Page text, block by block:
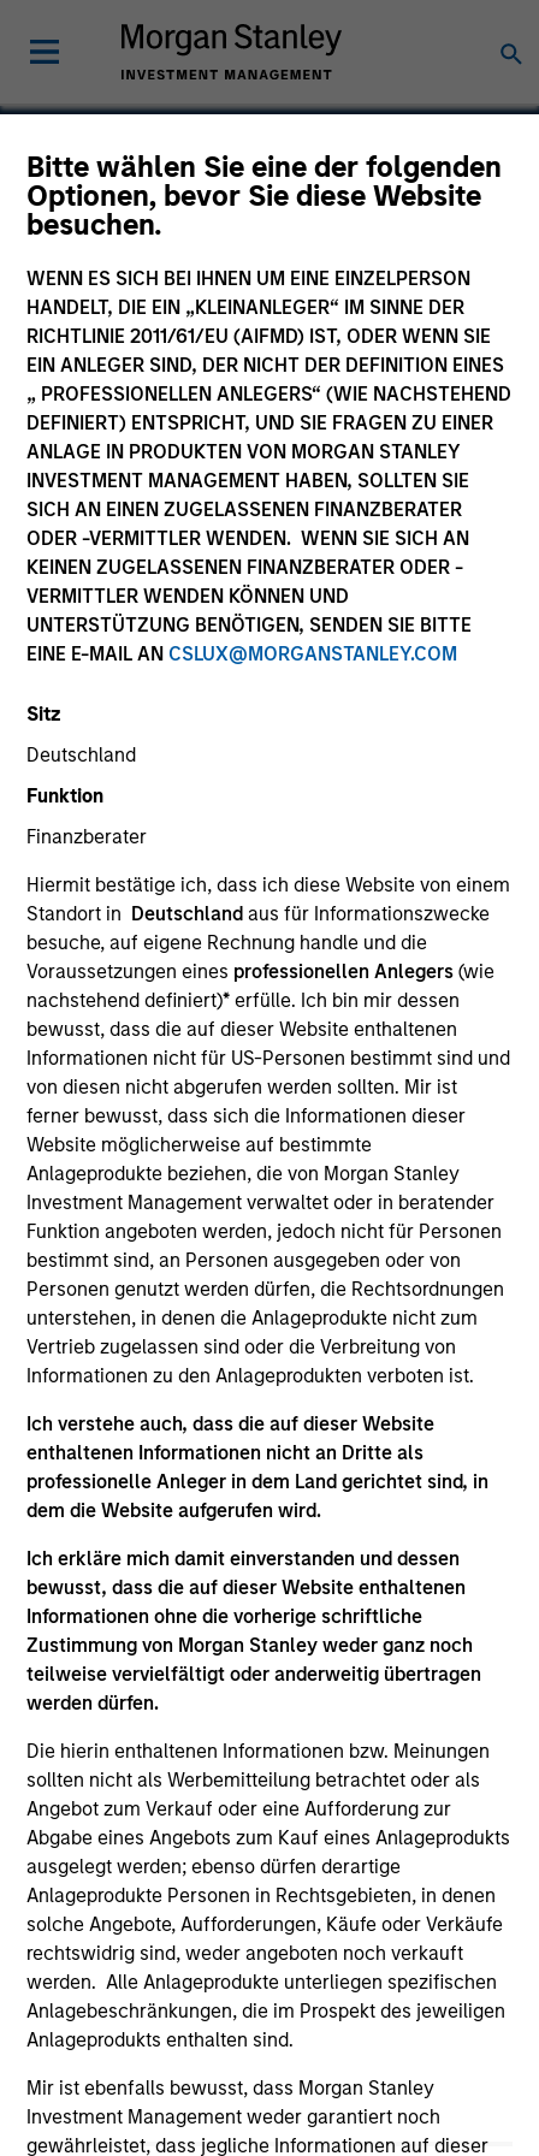
Bitte wählen Sie eine der folgenden
Optionen, bevor Sie diese Website
besuchen.
WENN ES SICH BEI IHNEN UM EINE EINZELPERSON
HANDELT, DIE EIN „KLEINANLEGER“ IM SINNE DER
RICHTLINIE 2011/61/EU (AIFMD) IST, ODER WENN SIE
EIN ANLEGER SIND, DER NICHT DER DEFINITION EINES
„ PROFESSIONELLEN ANLEGERS“ (WIE NACHSTEHEND
DEFINIERT) ENTSPRICHT, UND SIE FRAGEN ZU EINER
ANLAGE IN PRODUKTEN VON MORGAN STANLEY
INVESTMENT MANAGEMENT HABEN, SOLLTEN SIE
SICH AN EINEN ZUGELASSENEN FINANZBERATER
ODER -VERMITTLER WENDEN. WENN SIE SICH AN
KEINEN ZUGELASSENEN FINANZBERATER ODER -
VERMITTLER WENDEN KÖNNEN UND
UNTERSTÜTZUNG BENÖTIGEN, SENDEN SIE BITTE
EINE E-MAIL AN CSLUX@MORGANSTANLEY.COM
Sitz
Deutschland
Funktion
Finanzberater
Hiermit bestätige ich, dass ich diese Website von einem
Standort in Deutschland aus für Informationszwecke
besuche, auf eigene Rechnung handle und die
Voraussetzungen eines professionellen Anlegers(wie
nachstehend definiert)* erfülle. Ich bin mir dessen
bewusst, dass die auf dieser Website enthaltenen
Informationen nicht für US-Personen bestimmt sind und
von diesen nicht abgerufen werden sollten. Mir ist
ferner bewusst, dass sich die Informationen dieser
Website möglicherweise auf bestimmte
Anlageprodukte beziehen, die von Morgan Stanley
Investment Management verwaltet oder in beratender
Funktion angeboten werden, jedoch nicht für Personen
bestimmt sind, an Personen ausgegeben oder von
Personen genutzt werden dürfen, die Rechtsordnungen
unterstehen, in denen die Anlageprodukte nicht zum
Vertrieb zugelassen sind oder die Verbreitung von
Informationen zu den Anlageprodukten verboten ist.
Ich verstehe auch, dass die auf dieser Website
enthaltenen Informationen nicht an Dritte als
professionelle Anleger in dem Land gerichtet sind, in
dem die Website aufgerufen wird.
Ich erkläre mich damit einverstanden und dessen
bewusst, dass die auf dieser Website enthaltenen
Informationen ohne die vorherige schriftliche
Zustimmung von Morgan Stanley weder ganz noch
teilweise vervielfältigt oder anderweitig übertragen
werden dürfen.
Die hierin enthaltenen Informationen bzw. Meinungen
sollten nicht als Werbemitteilung betrachtet oder als
Angebot zum Verkauf oder eine Aufforderung zur
Abgabe eines Angebots zum Kauf eines Anlageprodukts
ausgelegt werden; ebenso dürfen derartige
Anlageprodukte Personen in Rechtsgebieten, in denen
solche Angebote, Aufforderungen, Käufe oder Verkäufe
rechtswidrig sind, weder angeboten noch verkauft
werden. Alle Anlageprodukte unterliegen spezifischen
Anlagebeschränkungen, die im Prospekt des jeweiligen
Anlageprodukts enthalten sind.
Mir ist ebenfalls bewusst, dass Morgan Stanley
Investment Management weder garantiert noch
gewährleistet, dass jegliche Informationen auf dieser
Ethertronics
Technology
COUNTRY
United States
Invested on
Oct 2016
Realization Date
Jan 2018
Exit Type
Trade Sale
Provider of antennas and radio frequency chips to the
mobile and Wi-Fi/Set-Top Box OEM market.
View Site
Investment Team
Morgan Stanley Expansion Capital
As of December 12, 2025. The above is provided for
informational and educational purposes only. There is no
guarantee that the investment mentioned resulted in
positive performance (for realized holdings), or will perform
well in the future (for current holdings). The trademarks and
service marks above are the property of their respective
owners. The information on this website has not been
owners. By clicking on any links shown here, you agree that
you are navigating to a third party site. We are providing
these hyperlinks to you only as a convenience and the
inclusion of any hyperlink is not and does not imply any
endorsement, approval, investigation, verification or
monitoring by us of any information contained in any
hyperlinked site. In no event shall we be responsible for the
information contained on the site or your use of such site.